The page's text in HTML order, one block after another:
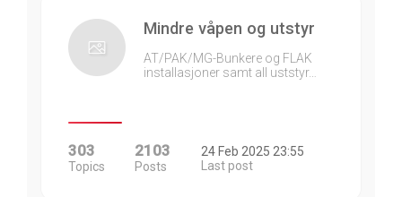
Mindre våpen og utstyr
AT/PAK/MG-Bunkere og FLAK
installasjoner samt all uststyr…
303
Topics
2103
Posts
24 Feb 2025 23:55
Last post